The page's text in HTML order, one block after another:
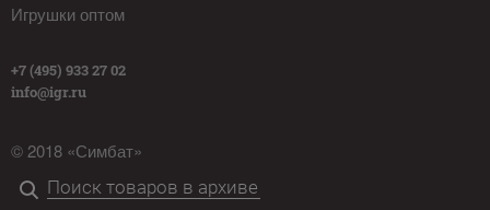
Игрушки оптом
+7 (495) 933 27 02
info@igr.ru
© 2018 «Симбат»